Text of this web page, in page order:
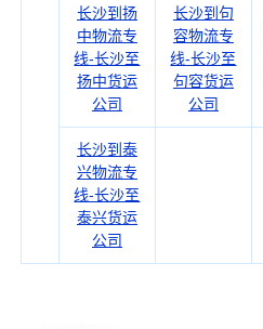
长沙到扬
中物流专
线-长沙至
扬中货运
公司
长沙到句
容物流专
线-长沙至
句容货运
公司
长沙到泰
兴物流专
线-长沙至
泰兴货运
公司